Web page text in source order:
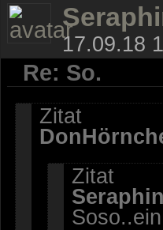
17.09.18
Re: So.
Zitat
Zitat